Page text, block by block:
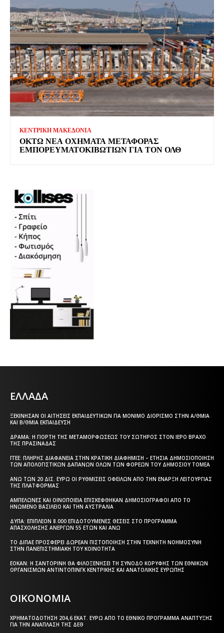
ΚΕΝΤΡΙΚΗ ΜΑΚΕΔΟΝΙΑ
ΟΚΤΏ ΝΈΑ ΟΧΉΜΑΤΑ ΜΕΤΑΦΟΡΆΣ
ΕΜΠΟΡΕΥΜΑΤΟΚΙΒΩΤΊΩΝ ΓΙΑ ΤΟΝ ΟΛΘ
ΕΛΛΑΔΑ
ΞΕΚΊΝΗΣΑΝ ΟΙ ΑΙΤΉΣΕΙΣ ΕΚΠΑΙΔΕΥΤΙΚΏΝ ΓΙΑ ΜΌΝΙΜΟ ΔΙΟΡΙΣΜΌ ΣΤΗΝ Α/ΘΜΙΑ
ΚΑΙ Β/ΘΜΙΑ ΕΚΠΑΊΔΕΥΣΗ
ΔΡΆΜΑ: Η ΓΙΟΡΤΉ ΤΗΣ ΜΕΤΑΜΟΡΦΏΣΕΩΣ ΤΟΥ ΣΩΤΉΡΟΣ ΣΤΟΝ ΙΕΡΌ ΒΡΆΧΟ
ΤΗΣ ΠΡΑΣΙΝΆΔΑΣ
ΓΓΕΕ: ΠΛΉΡΗΣ ΔΙΑΦΆΝΕΙΑ ΣΤΗΝ ΚΡΑΤΙΚΉ ΔΙΑΦΉΜΙΣΗ – EΤΉΣΙΑ ΔΗΜΟΣΙΟΠΟΊΗΣΗ
ΤΩΝ ΑΠΟΛΟΓΙΣΤΙΚΏΝ ΔΑΠΑΝΏΝ ΌΛΩΝ ΤΩΝ ΦΟΡΈΩΝ ΤΟΥ ΔΗΜΟΣΊΟΥ ΤΟΜΈΑ
ΆΝΩ ΤΩΝ 20 ΔΙΣ. ΕΥΡΏ ΟΙ ΡΥΘΜΊΣΕΙΣ ΟΦΕΙΛΏΝ ΑΠΌ ΤΗΝ ΈΝΑΡΞΗ ΛΕΙΤΟΥΡΓΊΑΣ
ΤΗΣ ΠΛΑΤΦΌΡΜΑΣ
ΑΜΠΕΛΏΝΕΣ ΚΑΙ ΟΙΝΟΠΟΙΕΊΑ ΕΠΙΣΚΈΦΘΗΚΑΝ ΔΗΜΟΣΙΟΓΡΆΦΟΙ ΑΠΌ ΤΟ
ΗΝΩΜΈΝΟ ΒΑΣΊΛΕΙΟ ΚΑΙ ΤΗΝ ΑΥΣΤΡΑΛΊΑ
ΔΥΠΑ: ΕΠΙΠΛΈΟΝ 8.000 ΕΠΙΔΟΤΟΎΜΕΝΕΣ ΘΈΣΕΙΣ ΣΤΟ ΠΡΌΓΡΑΜΜΑ
ΑΠΑΣΧΌΛΗΣΗΣ ΑΝΈΡΓΩΝ 55 ΕΤΏΝ ΚΑΙ ΆΝΩ
ΤΟ ΔΙΠΑΕ ΠΡΟΣΦΈΡΕΙ ΔΩΡΕΆΝ ΠΙΣΤΟΠΟΊΗΣΗ ΣΤΗΝ ΤΕΧΝΗΤΉ ΝΟΗΜΟΣΎΝΗ
ΣΤΗΝ ΠΑΝΕΠΙΣΤΗΜΙΑΚΉ ΤΟΥ ΚΟΙΝΌΤΗΤΑ
ΕΟΚΑΝ: Η ΣΑΝΤΟΡΊΝΗ ΘΑ ΦΙΛΟΞΕΝΉΣΕΙ ΤΗ ΣΎΝΟΔΟ ΚΟΡΥΦΉΣ ΤΩΝ ΕΘΝΙΚΏΝ
ΟΡΓΑΝΙΣΜΏΝ ΑΝΤΙΝΤΌΠΙΝΓΚ ΚΕΝΤΡΙΚΉΣ ΚΑΙ ΑΝΑΤΟΛΙΚΉΣ ΕΥΡΏΠΗΣ
ΟΙΚΟΝΟΜΙΑ
ΧΡΗΜΑΤΟΔΌΤΗΣΗ 204,6 ΕΚΑΤ. ΕΥΡΏ ΑΠΌ ΤΟ ΕΘΝΙΚΌ ΠΡΌΓΡΑΜΜΑ ΑΝΆΠΤΥΞΗΣ
ΓΙΑ ΤΗΝ ΑΝΆΠΛΑΣΗ ΤΗΣ ΔΕΘ